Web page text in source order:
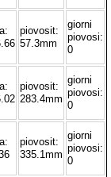
piovosit:
57.3mm
giorni
piovosi:
0
piovosit:
283.4mm
giorni
piovosi:
0
piovosit:
335.1mm
giorni
piovosi:
0